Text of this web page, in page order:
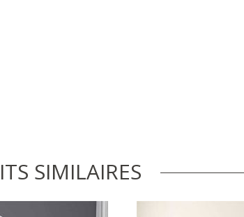
SIMILAIRES